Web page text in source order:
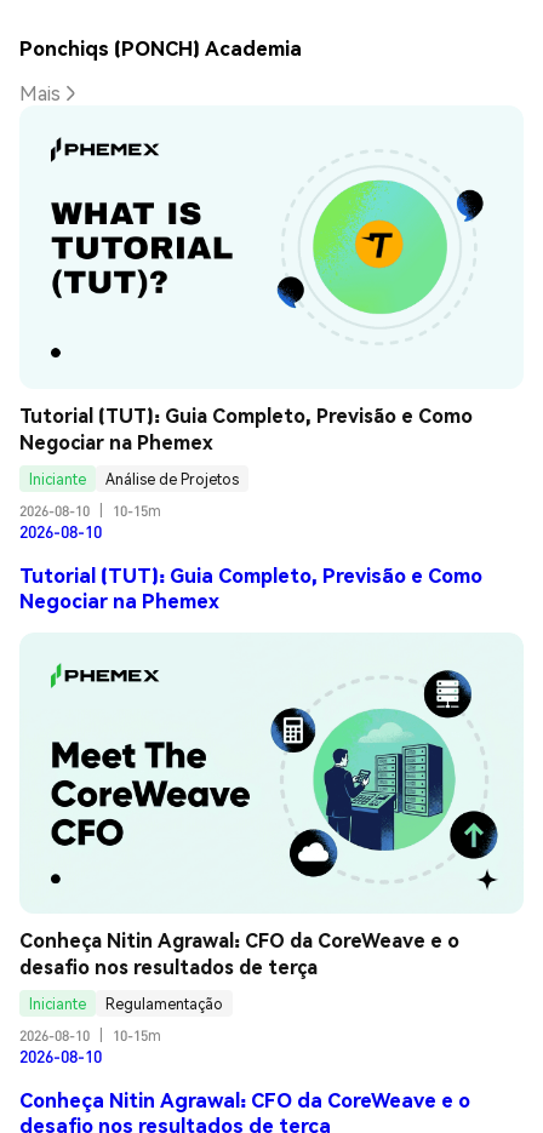
Ponchiqs (PONCH) Academia
Mais
Tutorial (TUT): Guia Completo, Previsão e Como
Negociar na Phemex
Iniciante
Análise de Projetos
2026-08-10
10-15m
2026-08-10
Tutorial (TUT): Guia Completo, Previsão e Como
Negociar na Phemex
Conheça Nitin Agrawal: CFO da CoreWeave e o
desafio nos resultados de terça
Iniciante
Regulamentação
2026-08-10
10-15m
2026-08-10
Conheça Nitin Agrawal: CFO da CoreWeave e o
desafio nos resultados de terça